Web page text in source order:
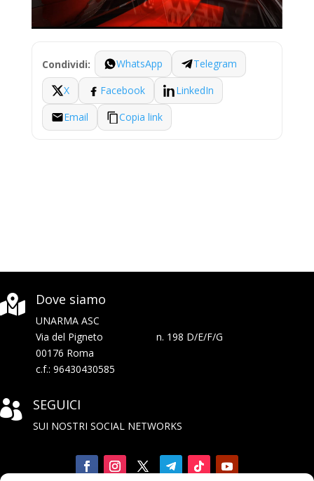
Condividi: WhatsApp
Telegram
X
Facebook
LinkedIn
Email
Copia link
 Dove siamo
UNARMA ASC
Via del Pigneto n. 198 D/E/F/G
00176 Roma
c.f.: 96430430585
 SEGUICI
SUI NOSTRI SOCIAL NETWORKS